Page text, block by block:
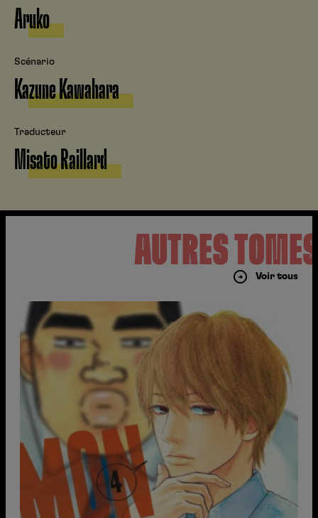
Aruko
Scénario
Kazune Kawahara
Traducteur
Misato Raillard
AUTRES
Voir tous